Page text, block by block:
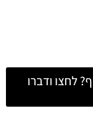
לחצו ודברו